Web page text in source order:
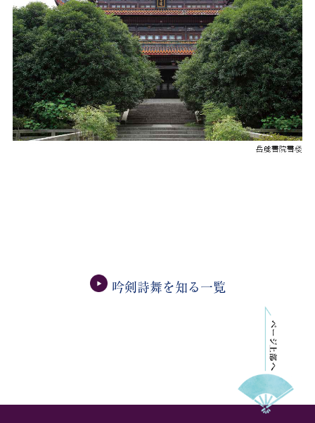
吟剣詩舞を知る一覧